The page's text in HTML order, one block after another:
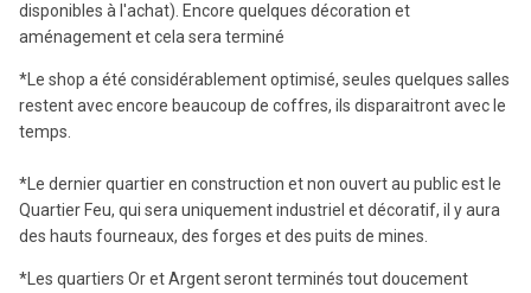
disponibles à l'achat). Encore quelques décoration et
aménagement et cela sera terminé
*Le shop a été considérablement optimisé, seules quelques salles
restent avec encore beaucoup de coffres, ils disparaitront avec le
temps.
*Le dernier quartier en construction et non ouvert au public est le
Quartier Feu, qui sera uniquement industriel et décoratif, il y aura
des hauts fourneaux, des forges et des puits de mines.
*Les quartiers Or et Argent seront terminés tout doucement